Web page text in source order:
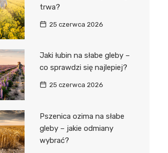
trwa?
25 czerwca 2026
Jaki łubin na słabe gleby –
co sprawdzi się najlepiej?
25 czerwca 2026
Pszenica ozima na słabe
gleby – jakie odmiany
wybrać?